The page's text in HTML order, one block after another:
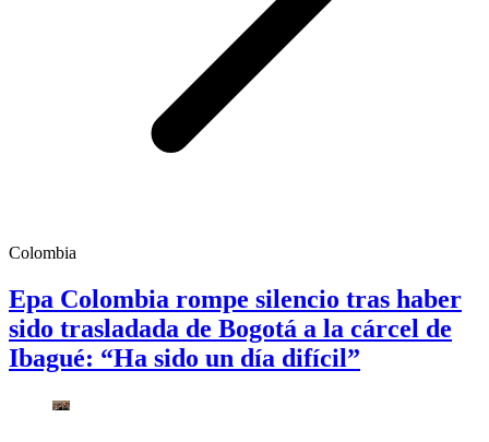
Colombia
Epa Colombia rompe silencio tras haber
sido trasladada de Bogotá a la cárcel de
Ibagué: “Ha sido un día difícil”